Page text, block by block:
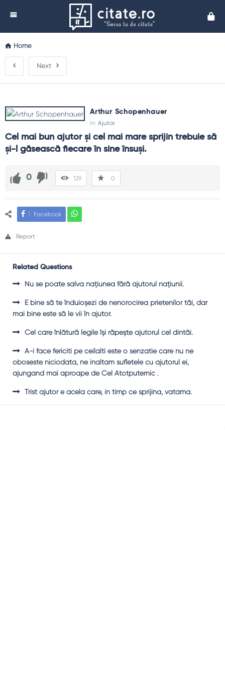
Home
Next
Arthur Schopenhauer
In: Ajutor
Cel mai bun ajutor şi cel mai mare sprijin trebuie să
şi-l găsească fiecare în sine însuşi.
0 129 0
Facebook
Report
Related Questions
Nu se poate salva naţiunea fără ajutorul naţiunii.
E bine să te înduioşezi de nenorocirea prietenilor tăi, dar
mai bine este să le vii în ajutor.
Cel care înlătură legile îşi răpeşte ajutorul cel dintâi.
A-i face fericiti pe ceilalti este o senzatie care nu ne
oboseste niciodata, ne inaltam sufletele cu ajutorul ei,
ajungand mai aproape de Cel Atotputernic .
Trist ajutor e acela care, in timp ce sprijina, vatama.